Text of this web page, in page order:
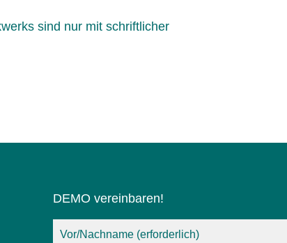
sind nur mit schriftlicher
DEMO vereinbaren!